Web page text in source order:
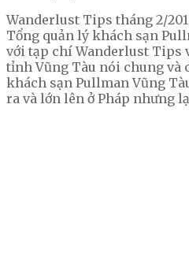
Wanderlust Tips tháng 2/
Tổng quản lý khách sạn
với tạp chí Wanderlust Tips
tỉnh Vũng Tàu nói chung và
khách sạn Pullman Vũng
ra và lớn lên ở Pháp nhưng